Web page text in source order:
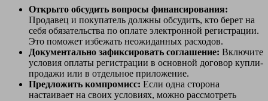
Открыто обсудить вопросы финансирования:
Продавец и покупатель должны обсудить, кто берет на
себя обязательства по оплате электронной регистрации.
Это поможет избежать неожиданных расходов.
Документально зафиксировать соглашение: Включите
условия оплаты регистрации в основной договор купли-
продажи или в отдельное приложение.
Предложить компромисс: Если одна сторона
настаивает на своих условиях, можно рассмотреть